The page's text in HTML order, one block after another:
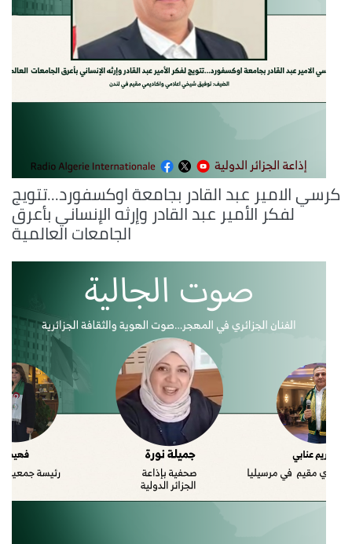
كرسي الامير عبد القادر بجامعة اوكسفورد...تتويج
لفكر الأمير عبد القادر وإرثه الإنساني بأعرق
الجامعات العالمية